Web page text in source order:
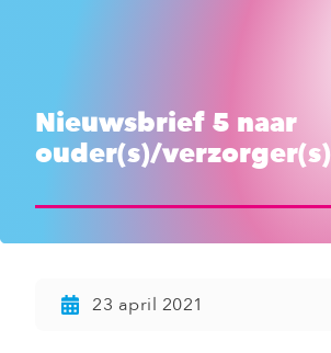
Nieuwsbrief 5 naar
ouder(s)/verzorger(s)
23 april 2021